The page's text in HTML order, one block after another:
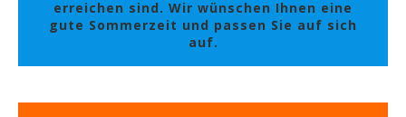
erreichen sind. Wir wünschen Ihnen eine
gute Sommerzeit und passen Sie auf sich
auf.